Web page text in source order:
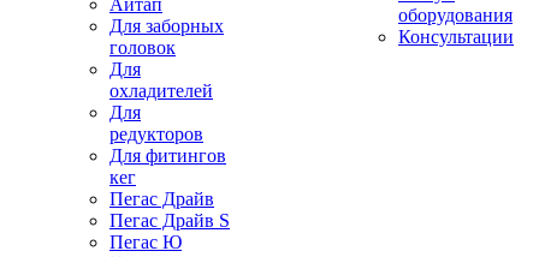
Айтап
Для заборных
головок
Для
охладителей
Для
редукторов
Для фитингов
кег
Пегас Драйв
Пегас Драйв S
Пегас Ю
оборудования
Консультации